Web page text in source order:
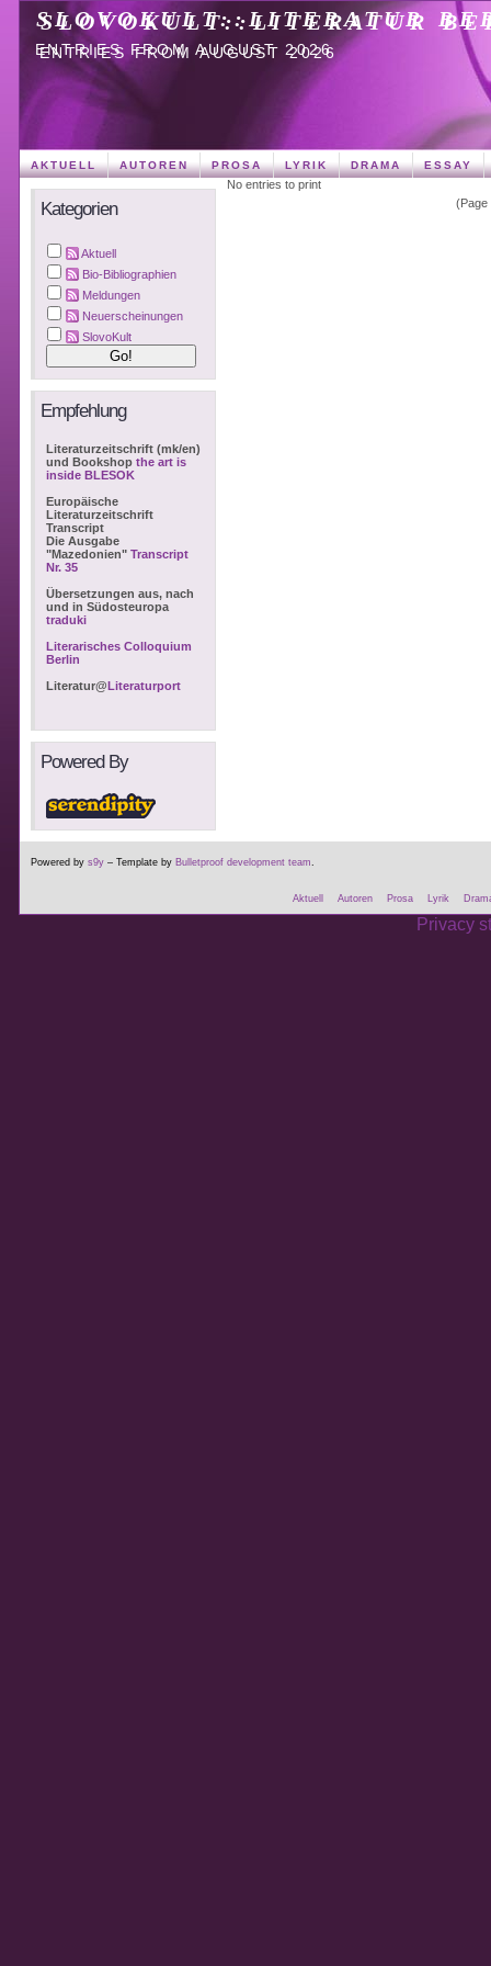
SLOVOKULT::LITERATUR
ENTRIES FROM AUGUST 2026
AKTUELL AUTOREN PROSA LYRIK DRAMA ESSAY
Kategorien
Aktuell
Bio-Bibliographien
Meldungen
Neuerscheinungen
SlovoKult
Empfehlung
Literaturzeitschrift (mk/en)
und Bookshop the art is
inside BLESOK
Europäische
Literaturzeitschrift
Transcript
Die Ausgabe
"Mazedonien" Transcript
Nr. 35
Übersetzungen aus, nach
und in Südosteuropa
traduki
Literarisches Colloquium
Berlin
Literatur@Literaturport
Powered By
No entries to print
(Page
Powered by s9y – Template by Bulletproof development team
Aktuell Autoren Prosa Lyrik
Privacy